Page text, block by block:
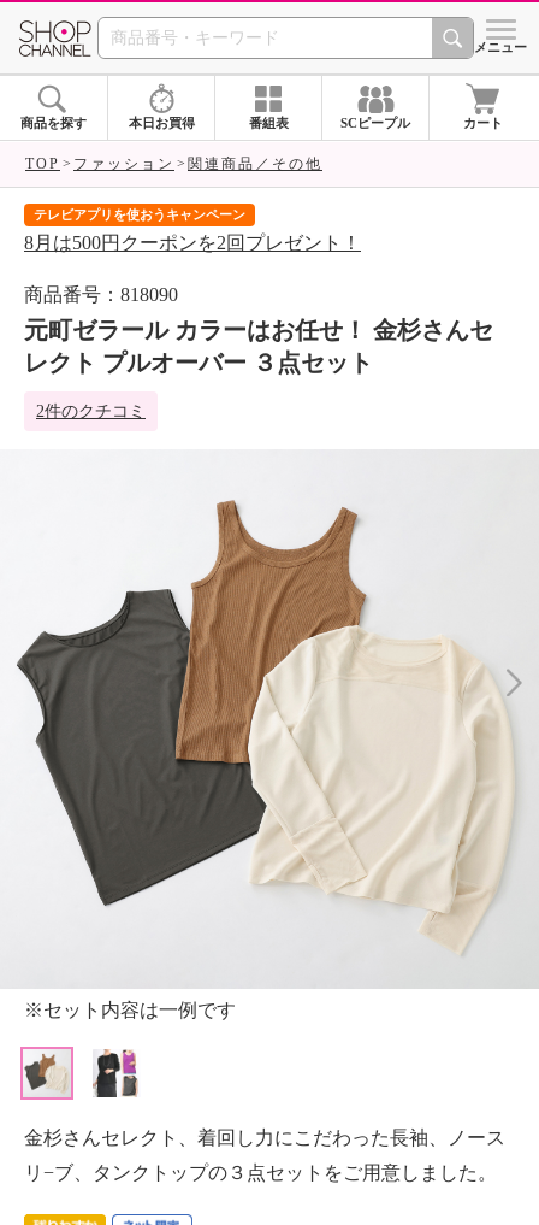
SHOP CHANNEL シメニュー
商品を探す 本日お買得 番組表 SCピープル カート
TOP ファッション 関連商品／その他
テレビアプリを使おうキャンペーン
8月は500円クーポンを2回プレゼント！
商品番号：818090
元町ゼラール カラーはお任せ！ 金杉さんセ
レクト プルオーバー ３点セット
2件のクチコミ
※セット内容は一例です
金杉さんセレクト、着回し力にこだわった長袖、ノース
リ−ブ、タンクトップの３点セットをご用意しました。